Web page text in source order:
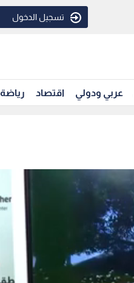
تسجيل الدخول
عربي ودولي اقتصاد رياضة